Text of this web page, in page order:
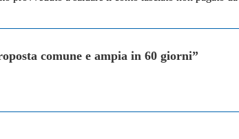
comune e ampia in 60 giorni”